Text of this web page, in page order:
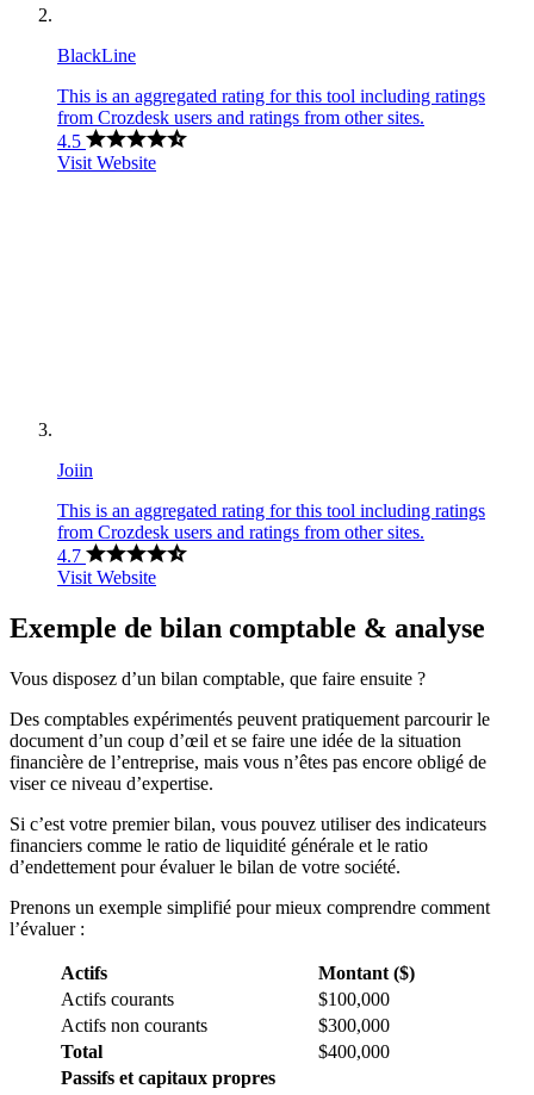
BlackLine
This is an aggregated rating for this tool including ratings
from Crozdesk users and ratings from other sites.
4.5
Visit Website
Joiin
This is an aggregated rating for this tool including ratings
from Crozdesk users and ratings from other sites.
4.7
Visit Website
Exemple de bilan comptable & analyse
Vous disposez d’un bilan comptable, que faire ensuite ?
Des comptables expérimentés peuvent pratiquement parcourir le
document d’un coup d’œil et se faire une idée de la situation
financière de l’entreprise, mais vous n’êtes pas encore obligé de
viser ce niveau d’expertise.
Si c’est votre premier bilan, vous pouvez utiliser des indicateurs
financiers comme le ratio de liquidité générale et le ratio
d’endettement pour évaluer le bilan de votre société.
Prenons un exemple simplifié pour mieux comprendre comment
l’évaluer :
Actifs
Montant ($)
Actifs courants
$100,000
Actifs non courants
$300,000
Total
$400,000
Passifs et capitaux propres